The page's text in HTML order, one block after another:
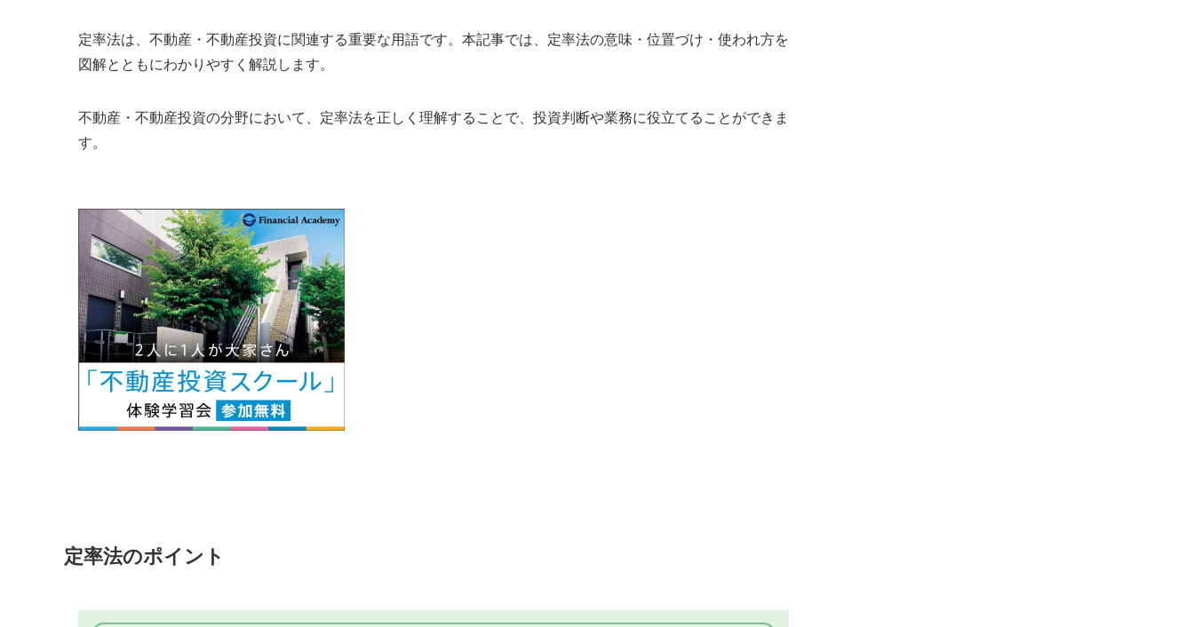
定率法は、不動産・不動産投資に関連する重要な用語です。本記事では、定率法の意味・位置づけ・使われ方を
図解とともにわかりやすく解説します。
不動産・不動産投資の分野において、定率法を正しく理解することで、投資判断や業務に役立てることができま
す。
定率法のポイント